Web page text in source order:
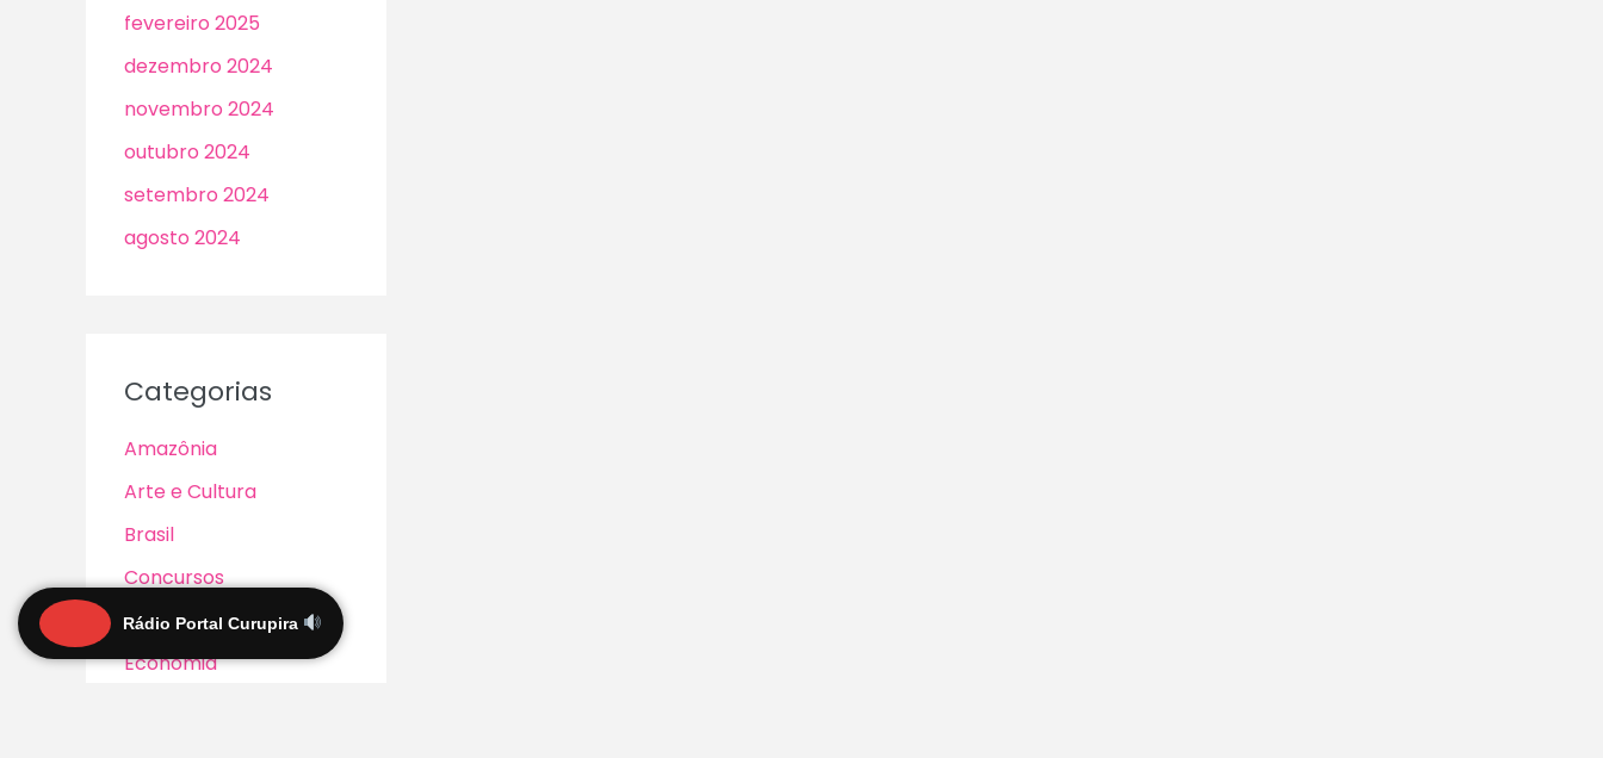
fevereiro 2025
dezembro 2024
novembro 2024
outubro 2024
setembro 2024
agosto 2024
Categorias
Amazônia
Arte e Cultura
Brasil
Concursos
Curiosidades
Economia
Rádio Portal Curupira